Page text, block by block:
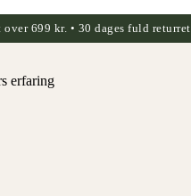
over 699 kr. • 30 dages fuld returret
erfaring